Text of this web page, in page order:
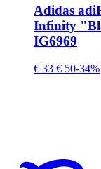
Adidas
Infinity
IG6969
€ 33 € 50-34%